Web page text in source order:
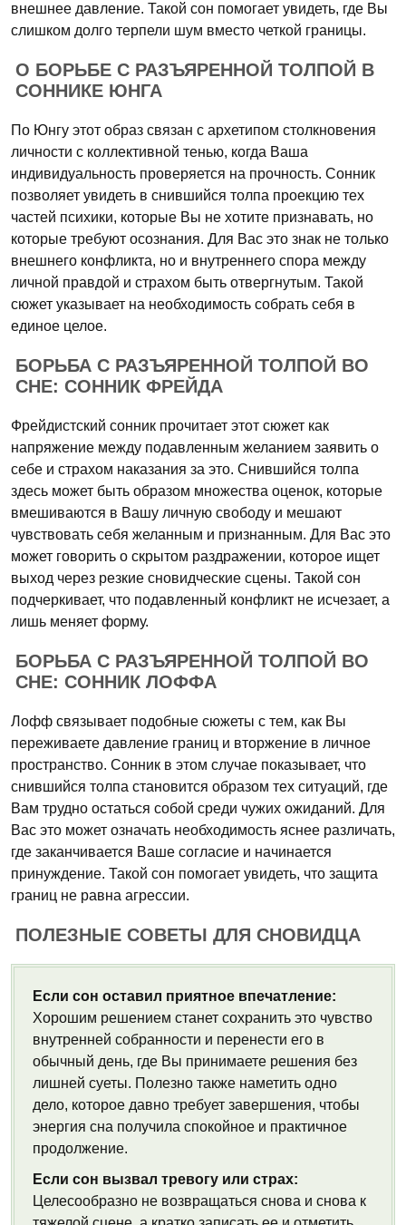
внешнее давление. Такой сон помогает увидеть, где Вы
слишком долго терпели шум вместо четкой границы.
О БОРЬБЕ С РАЗЪЯРЕННОЙ ТОЛПОЙ В
СОННИКЕ ЮНГА
По Юнгу этот образ связан с архетипом столкновения
личности с коллективной тенью, когда Ваша
индивидуальность проверяется на прочность. Сонник
позволяет увидеть в снившийся толпа проекцию тех
частей психики, которые Вы не хотите признавать, но
которые требуют осознания. Для Вас это знак не только
внешнего конфликта, но и внутреннего спора между
личной правдой и страхом быть отвергнутым. Такой
сюжет указывает на необходимость собрать себя в
единое целое.
БОРЬБА С РАЗЪЯРЕННОЙ ТОЛПОЙ ВО
СНЕ: СОННИК ФРЕЙДА
Фрейдистский сонник прочитает этот сюжет как
напряжение между подавленным желанием заявить о
себе и страхом наказания за это. Снившийся толпа
здесь может быть образом множества оценок, которые
вмешиваются в Вашу личную свободу и мешают
чувствовать себя желанным и признанным. Для Вас это
может говорить о скрытом раздражении, которое ищет
выход через резкие сновидческие сцены. Такой сон
подчеркивает, что подавленный конфликт не исчезает, а
лишь меняет форму.
БОРЬБА С РАЗЪЯРЕННОЙ ТОЛПОЙ ВО
СНЕ: СОННИК ЛОФФА
Лофф связывает подобные сюжеты с тем, как Вы
переживаете давление границ и вторжение в личное
пространство. Сонник в этом случае показывает, что
снившийся толпа становится образом тех ситуаций, где
Вам трудно остаться собой среди чужих ожиданий. Для
Вас это может означать необходимость яснее различать,
где заканчивается Ваше согласие и начинается
принуждение. Такой сон помогает увидеть, что защита
границ не равна агрессии.
ПОЛЕЗНЫЕ СОВЕТЫ ДЛЯ СНОВИДЦА
Если сон оставил приятное впечатление:
Хорошим решением станет сохранить это чувство
внутренней собранности и перенести его в
обычный день, где Вы принимаете решения без
лишней суеты. Полезно также наметить одно
дело, которое давно требует завершения, чтобы
энергия сна получила спокойное и практичное
продолжение.
Если сон вызвал тревогу или страх:
Целесообразно не возвращаться снова и снова к